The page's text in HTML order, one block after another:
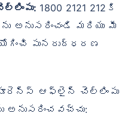
1800 2121 212కి
అనుసరించండి మరియు మీ
పునరుద్ధరణ
ఆఫ్‌లైన్ చెల్లింపు